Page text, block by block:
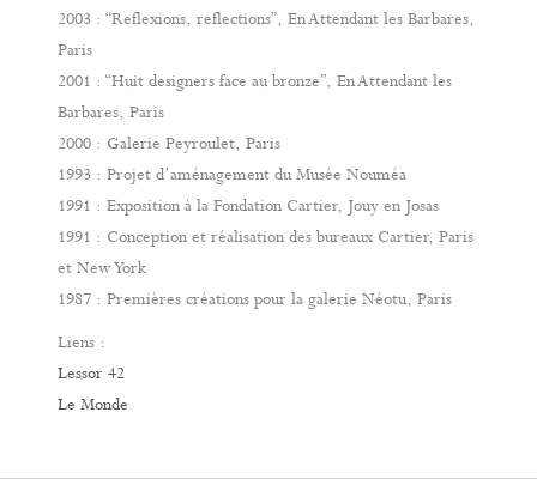
2003 : “Reflexions, reflections”, En Attendant les Barbares,
Paris
2001 : “Huit designers face au bronze”, En Attendant les
Barbares, Paris
2000 : Galerie Peyroulet, Paris
1993 : Projet d’aménagement du Musée Nouméa
1991 : Exposition à la Fondation Cartier, Jouy en Josas
1991 : Conception et réalisation des bureaux Cartier, Paris
et New York
1987 : Premières créations pour la galerie Néotu, Paris
Liens :
Lessor 42
Le Monde